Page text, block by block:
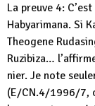
La preuve 4:
Habyarimana. Si
Theogene
Ruzibiza…
nier. Je note
(E/CN.4/1996/7,